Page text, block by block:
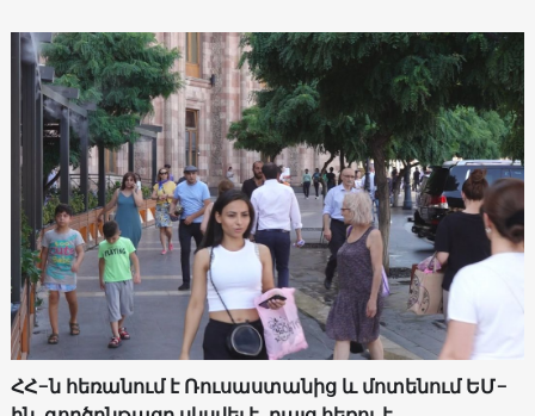
ՀՀ-ն հեռանում է Ռուսաստանից և մոտենում ԵՄ-